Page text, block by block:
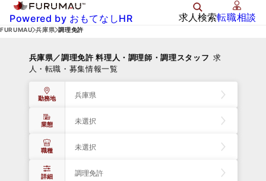
Powered by おもてなしHR 求人検索転職相談
FURUMAU 兵庫県 調理免許
兵庫県／調理免許 料理人・調理師・調理スタッフ 求
人・転職・募集情報一覧
勤務地 兵庫県
業態 未選択
職種 未選択
詳細 調理免許